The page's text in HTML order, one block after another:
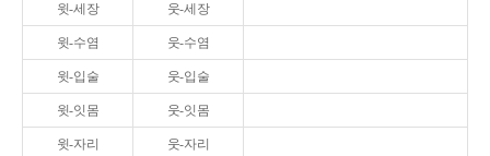
윗-세장 웃-세장
윗-수염 웃-수염
윗-입술 웃-입술
윗-잇몸 웃-잇몸
윗-자리 웃-자리